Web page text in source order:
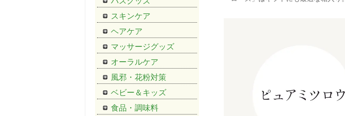
スキンケア
ヘアケア
マッサージグッズ
オーラルケア
風邪・花粉対策
ベビー＆キッズ
食品・調味料